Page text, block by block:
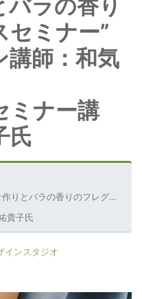
ラの香り
セミナー”
講師：和気
ミナー講
氏
の香りのフレグランスセミナー”
貴子氏
インスタジオ